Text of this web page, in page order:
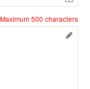
Maximum 500 characters